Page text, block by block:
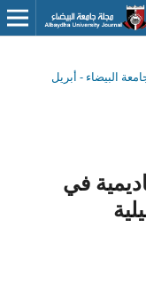
8 عدد 2 (2026): مجلة جامعة البيضاء - أبريل
في